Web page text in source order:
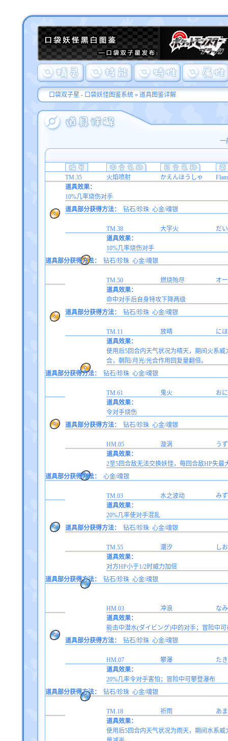
口袋双子星 - 口袋妖怪图鉴系统» 道具图鉴详解
一
TM.35 火焰喷射 かえんほうしゃ
道具效果：
10%几率烧伤对手
道具部分获得方法：
钻石/珍珠 心金/魂银
TM.38 大字火
だ
道具效果：
10%几率烧伤对手
道具部分获得方法：
钻石/珍珠 心金/魂银
TM.50 燃烧殆尽
オ
道具效果：
命中对手后自身特攻下降两级
道具部分获得方法：
钻石/珍珠 心金/魂银
TM.11 放晴
に
道具效果：
使用后5回合内天气状况为晴天，期间火系
合，朝阳/月光/光合作用回复量翻倍。
道具部分获得方法：
钻石/珍珠 心金/魂银
TM.61 鬼火
お
道具效果：
令对手烧伤
道具部分获得方法：
钻石/珍珠 心金/魂银
HM.05 漩涡
う
道具效果：
2至5回合敌无法交换妖怪，每回合敌HP失
道具部分获得方法：
心金/魂银
TM.03 水之波动
み
道具效果：
20%几率使对手混乱
道具部分获得方法：
钻石/珍珠 心金/魂银
TM.55 潮汐
し
道具效果：
对方HP小于1/2时威力加倍
道具部分获得方法：
钻石/珍珠 心金/魂银
HM.03 冲浪
な
道具效果：
能击中潜水(ダイビング)中的对手；冒险中
道具部分获得方法：
钻石/珍珠 心金/魂银
HM.07 攀瀑
た
道具效果：
20%几率令对手害怕；冒险中可攀登瀑布
道具部分获得方法：
钻石/珍珠 心金/魂银
TM.18 祈雨
あ
道具效果：
使用后5回合内天气状况为雨天，期间水系